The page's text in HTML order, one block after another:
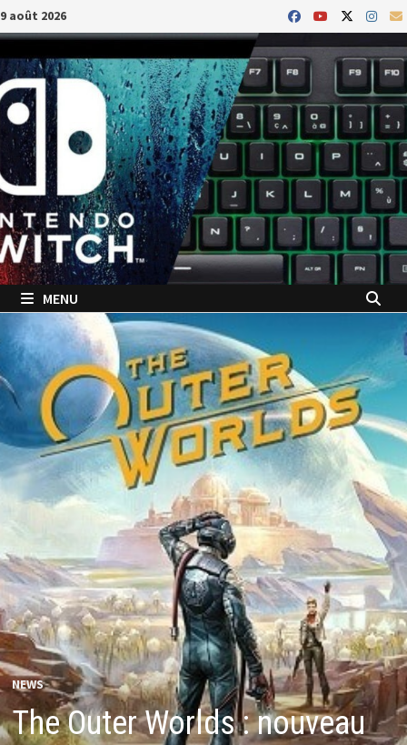
Passer
au
contenu
9 août 2026
MENU
NEWS
The Outer Worlds : nouveau